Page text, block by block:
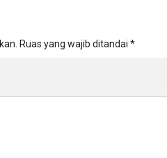
Ruas yang wajib ditandai *